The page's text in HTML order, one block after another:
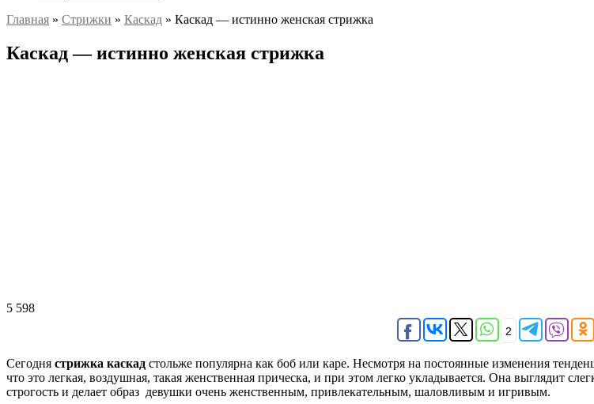
Главная » Стрижки » Каскад » Каскад — истинно женская стрижка
Каскад — истинно женская стрижка
5 598
2
Сегодня стрижка каскад стольже популярна как боб или каре. Несмотря на постоянные изменения
что это легкая, воздушная, такая женственная прическа, и при этом легко укладывается. Она выглядит
строгость и делает образ девушки очень женственным, привлекательным, шаловливым и игривым.